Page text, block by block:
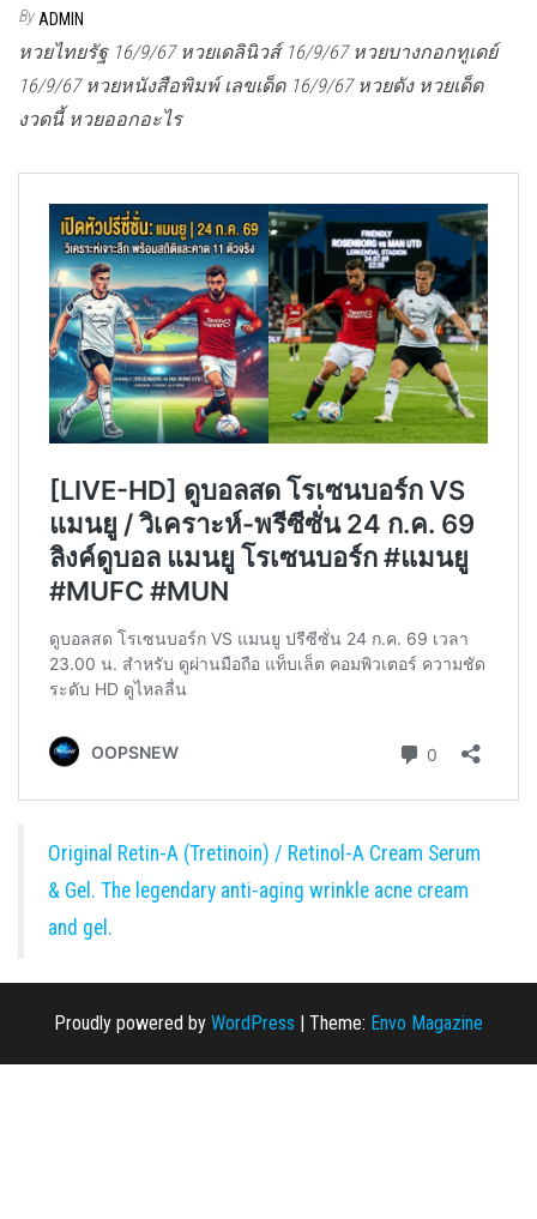
By ADMIN
หวยไทยรัฐ 16/9/67 หวยเดลินิวส์ 16/9/67 หวยบางกอกทูเดย์
16/9/67 หวยหนังสือพิมพ์ เลขเด็ด 16/9/67 หวยดัง หวยเด็ด
งวดนี้ หวยออกอะไร
Original Retin-A (Tretinoin) / Retinol-A Cream Serum
& Gel. The legendary anti-aging wrinkle acne cream
and gel.
Proudly powered by WordPress | Theme: Envo Magazine